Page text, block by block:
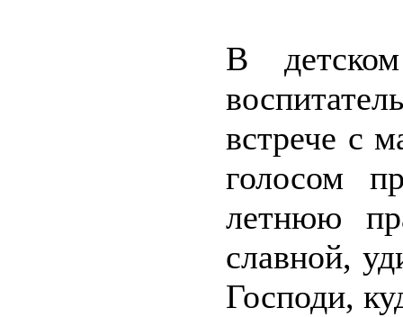
В
встрече с
голосом
летнюю
славной,
Господи,